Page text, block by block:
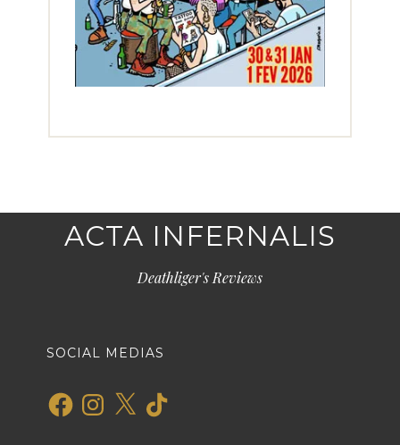
ACTA INFERNALIS
Deathliger's Reviews
SOCIAL MEDIAS
FacebookInstagram
X TikTok